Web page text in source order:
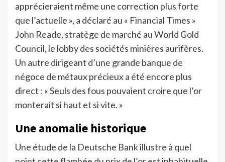
apprécieraient même une correction plus forte
que l’actuelle », a déclaré au « Financial Times »
John Reade, stratège de marché au World Gold
Council, le lobby des sociétés minières aurifères.
Un autre dirigeant d’une grande banque de
négoce de métaux précieux a été encore plus
direct : « Seuls des fous pouvaient croire que l’or
monterait si haut et si vite. »
Une anomalie historique
Une étude de la Deutsche Bank illustre à quel